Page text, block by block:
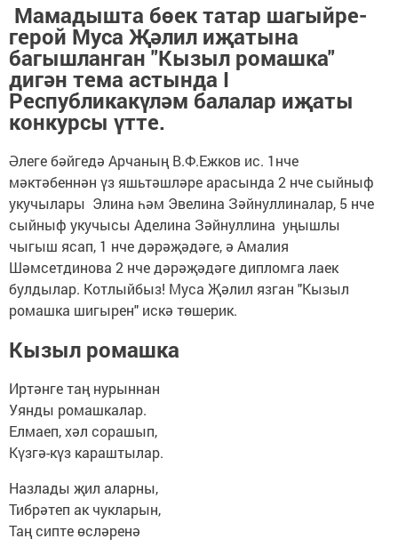
Мамадышта бөек татар шагыйре-
герой Муса Җәлил иҗатына
багышланган "Кызыл ромашка"
дигән тема астында I
Республикакүләм балалар иҗаты
конкурсы үтте.
Әлеге бәйгедә Арчаның В.Ф.Ежков ис. 1нче
мәктәбеннән үз яшьтәшләре арасында 2 нче сыйныф
укучылары Элина һәм Эвелина Зәйнуллиналар, 5 нче
сыйныф укучысы Аделина Зәйнуллина уңышлы
чыгыш ясап, 1 нче дәрәҗәдәге, ә Амалия
Шәмсетдинова 2 нче дәрәҗәдәге дипломга лаек
булдылар. Котлыйбыз! Муса Җәлил язган "Кызыл
ромашка шигырен" искә төшерик.
Кызыл ромашка
Иртәнге таң нурыннан
Уянды ромашкалар.
Елмаеп, хәл сорашып,
Күзгә-күз караштылар.
Назлады җил аларны,
Тибрәтеп ак чукларын,
Таң сипте өсләренә